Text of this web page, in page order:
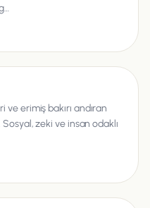
erimiş bakırı andıran
zeki ve insan odaklı